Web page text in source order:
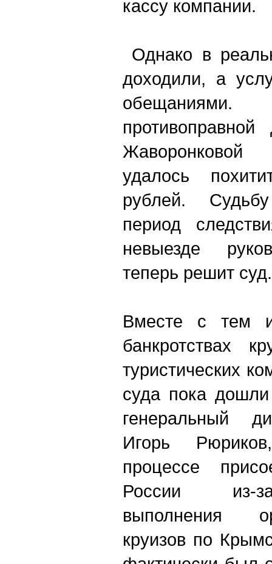
кассу компании.
Однако в
доходили, а
удалось
рублей.
период
невыезде
теперь решит суд.
Вместе с тем
банкротствах
туристических
суда пока
генеральный
Игорь
процессе
России из-
выполнения
круизов по